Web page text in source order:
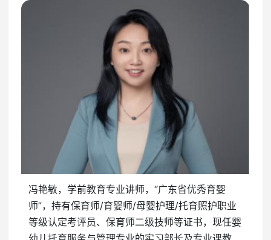
冯艳敏，学前教育专业讲师，“广东省优秀育婴
师”，持有保育师/育婴师/母婴护理/托育照护职业
等级认定考评员、保育师二级技师等证书，现任婴